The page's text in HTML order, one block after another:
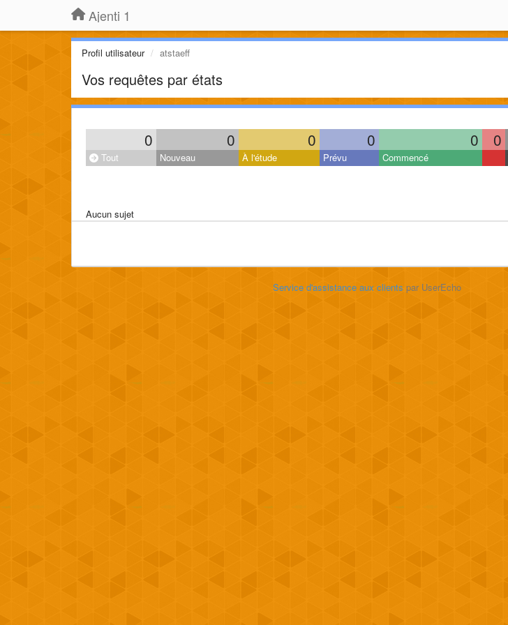
Ajenti 1
Profil utilisateur atstaeff
Vos requêtes par états
0 0 0 0 0 0
Tout Nouveau À l'étude Prévu Commencé
Aucun sujet
Service d'assistance aux clients par UserEcho